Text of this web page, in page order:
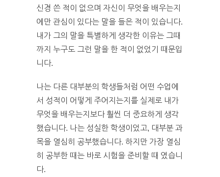
신경 쓴 적이 없으며 자신이 무엇을 배우는지
에만 관심이 있다는 말을 들은 적이 있습니다.
내가 그의 말을 특별하게 생각한 이유는 그때
까지 누구도 그런 말을 한 적이 없었기 때문입
니다.
나는 다른 대부분의 학생들처럼 어떤 수업에
서 성적이 어떻게 주어지는지를 실제로 내가
무엇을 배우는지보다 훨씬 더 중요하게 생각
했습니다. 나는 성실한 학생이었고, 대부분 과
목을 열심히 공부했습니다. 하지만 가장 열심
히 공부한 때는 바로 시험을 준비할 때 였습니
다.